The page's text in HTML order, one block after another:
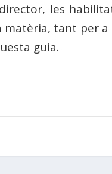
les
matèria, tant per a
guia.